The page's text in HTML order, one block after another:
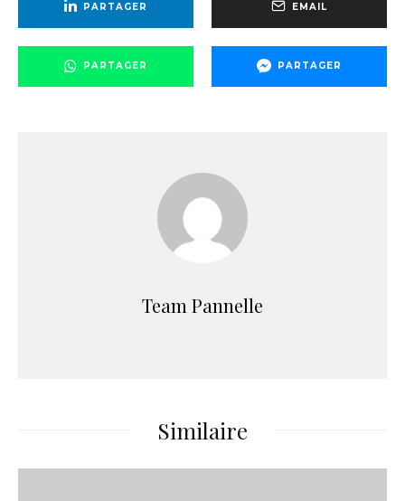
PARTAGER EMAIL
PARTAGER PARTAGER
Team Pannelle
Similaire